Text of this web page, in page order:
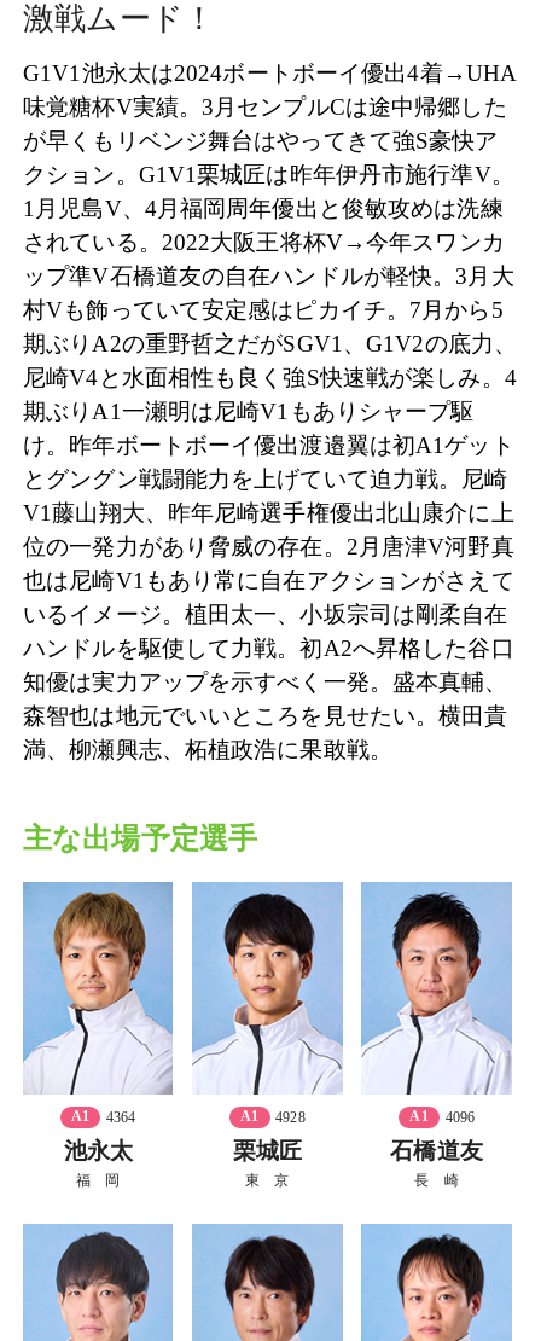
激戦ムード！
G1V1池永太は2024ボートボーイ優出4着→UHA
味覚糖杯V実績。3月センプルCは途中帰郷した
が早くもリベンジ舞台はやってきて強S豪快ア
クション。G1V1栗城匠は昨年伊丹市施行準V。
1月児島V、4月福岡周年優出と俊敏攻めは洗練
されている。2022大阪王将杯V→今年スワンカ
ップ準V石橋道友の自在ハンドルが軽快。3月大
村Vも飾っていて安定感はピカイチ。7月から5
期ぶりA2の重野哲之だがSGV1、G1V2の底力、
尼崎V4と水面相性も良く強S快速戦が楽しみ。4
期ぶりA1一瀬明は尼崎V1もありシャープ駆
け。昨年ボートボーイ優出渡邉翼は初A1ゲット
とグングン戦闘能力を上げていて迫力戦。尼崎
V1藤山翔大、昨年尼崎選手権優出北山康介に上
位の一発力があり脅威の存在。2月唐津V河野真
也は尼崎V1もあり常に自在アクションがさえて
いるイメージ。植田太一、小坂宗司は剛柔自在
ハンドルを駆使して力戦。初A2へ昇格した谷口
知優は実力アップを示すべく一発。盛本真輔、
森智也は地元でいいところを見せたい。横田貴
満、柳瀬興志、柘植政浩に果敢戦。
主な出場予定選手
A1 4364
池永太
福 岡
A1 4928
栗城匠
東 京
A1 4096
石橋道友
長 崎